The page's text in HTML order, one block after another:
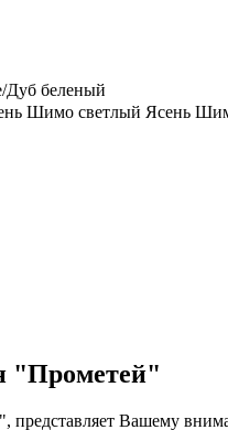
Дуб беленый
Ясень
"Прометей"
представляет Вашему